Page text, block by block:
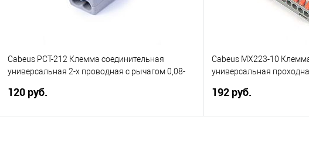
Cabeus PCT-212 Клемма соединительная
универсальная 2-х проводная с рычагом 0,08-
120 руб.
Cabeus MX223-10
универсальная
192 руб.